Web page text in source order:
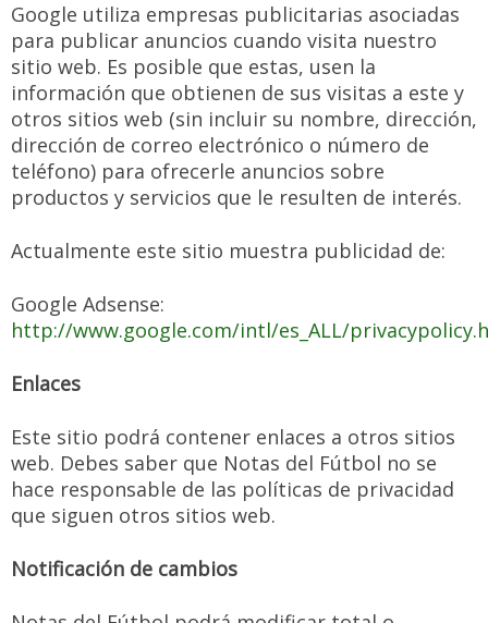
Google utiliza empresas publicitarias asociadas
para publicar anuncios cuando visita nuestro
sitio web. Es posible que estas, usen la
información que obtienen de sus visitas a este y
otros sitios web (sin incluir su nombre, dirección,
dirección de correo electrónico o número de
teléfono) para ofrecerle anuncios sobre
productos y servicios que le resulten de interés.
Actualmente este sitio muestra publicidad de:
Google Adsense:
http://www.google.com/intl/es_ALL/
Enlaces
Este sitio podrá contener enlaces a otros sitios
web. Debes saber que Notas del Fútbol no se
hace responsable de las políticas de privacidad
que siguen otros sitios web.
Notificación de cambios